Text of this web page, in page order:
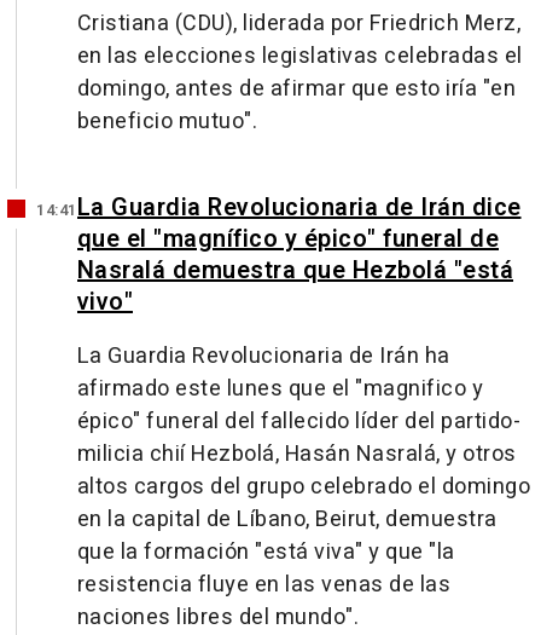
Cristiana (CDU), liderada por Friedrich Merz,
en las elecciones legislativas celebradas el
domingo, antes de afirmar que esto iría "en
beneficio mutuo".
14:41 La Guardia Revolucionaria de Irán dice
que el "magnífico y épico" funeral de
Nasralá demuestra que Hezbolá "está
vivo"
La Guardia Revolucionaria de Irán ha
afirmado este lunes que el "magnifico y
épico" funeral del fallecido líder del partido-
milicia chií Hezbolá, Hasán Nasralá, y otros
altos cargos del grupo celebrado el domingo
en la capital de Líbano, Beirut, demuestra
que la formación "está viva" y que "la
resistencia fluye en las venas de las
naciones libres del mundo".